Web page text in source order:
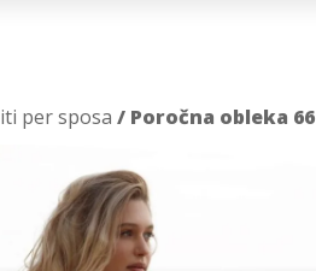
per sposa / Poročna obleka 66